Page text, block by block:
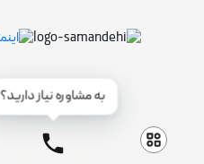
به مشاوره نیاز دارید؟